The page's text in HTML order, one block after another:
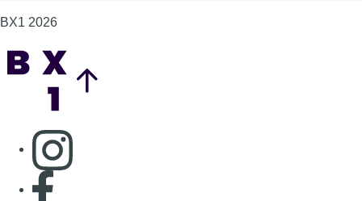
BX1 2026
Consulter page Instagram
Consulter page Facebook